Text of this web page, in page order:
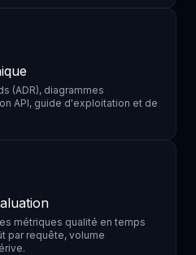
(ADR), diagrammes
API, guide d'exploitation et de
métriques qualité en temps
par requête, volume